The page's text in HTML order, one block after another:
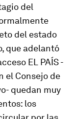
del
del estado
que adelantó
EL PAÍS -
el Consejo de
quedan muy
los